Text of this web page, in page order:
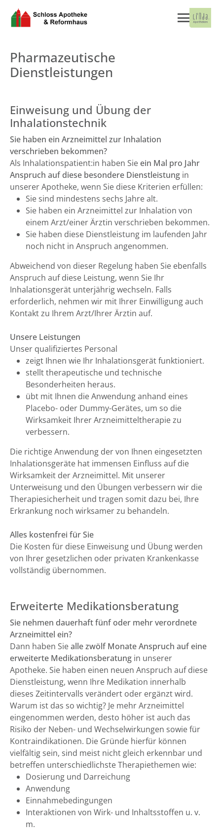
Pharmazeutische
Dienstleistungen
Einweisung und Übung der
Inhalationstechnik
Sie haben ein Arzneimittel zur Inhalation
verschrieben bekommen?
Als Inhalationspatient:in haben Sie ein Mal pro Jahr
Anspruch auf diese besondere Dienstleistung in
unserer Apotheke, wenn Sie diese Kriterien erfüllen:
Sie sind mindestens sechs Jahre alt.
Sie haben ein Arzneimittel zur Inhalation von
einem Arzt/einer Ärztin verschrieben bekommen.
Sie haben diese Dienstleistung im laufenden Jahr
noch nicht in Anspruch angenommen.
Abweichend von dieser Regelung haben Sie ebenfalls
Anspruch auf diese Leistung, wenn Sie Ihr
Inhalationsgerät unterjährig wechseln. Falls
erforderlich, nehmen wir mit Ihrer Einwilligung auch
Kontakt zu Ihrem Arzt/Ihrer Ärztin auf.
Unsere Leistungen
Unser qualifiziertes Personal
zeigt Ihnen wie Ihr Inhalationsgerät funktioniert.
stellt therapeutische und technische
Besonderheiten heraus.
übt mit Ihnen die Anwendung anhand eines
Placebo- oder Dummy-Gerätes, um so die
Wirksamkeit Ihrer Arzneimitteltherapie zu
verbessern.
Die richtige Anwendung der von Ihnen eingesetzten
Inhalationsgeräte hat immensen Einfluss auf die
Wirksamkeit der Arzneimittel. Mit unserer
Unterweisung und den Übungen verbessern wir die
Therapiesicherheit und tragen somit dazu bei, Ihre
Erkrankung noch wirksamer zu behandeln.
Alles kostenfrei für Sie
Die Kosten für diese Einweisung und Übung werden
von Ihrer gesetzlichen oder privaten Krankenkasse
vollständig übernommen.
Erweiterte Medikationsberatung
Sie nehmen dauerhaft fünf oder mehr verordnete
Arzneimittel ein?
Dann haben Siealle zwölf Monate Anspruch auf eine
erweiterte Medikationsberatung in unserer
Apotheke. Sie haben einen neuen Anspruch auf diese
Dienstleistung, wenn Ihre Medikation innerhalb
dieses Zeitintervalls verändert oder ergänzt wird.
Warum ist das so wichtig? Je mehr Arzneimittel
eingenommen werden, desto höher ist auch das
Risiko der Neben- und Wechselwirkungen sowie für
Kontraindikationen. Die Gründe hierfür können
vielfältig sein, sind meist nicht gleich erkennbar und
betreffen unterschiedlichste Therapiethemen wie:
Dosierung und Darreichung
Anwendung
Einnahmebedingungen
Interaktionen von Wirk- und Inhaltsstoffen u. v.
m.